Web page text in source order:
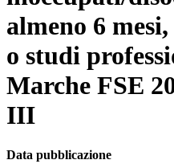
almeno 6
o studi
Marche FSE
III
Data pubblicazione